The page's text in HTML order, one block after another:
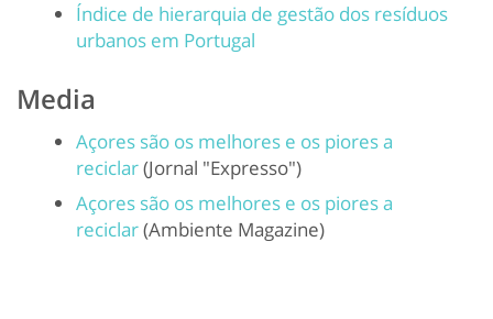
Índice de hierarquia de gestão dos resíduos
urbanos em Portugal
Media
Açores são os melhores e os piores a
reciclar(Jornal "Expresso")
Açores são os melhores e os piores a
reciclar(Ambiente Magazine)